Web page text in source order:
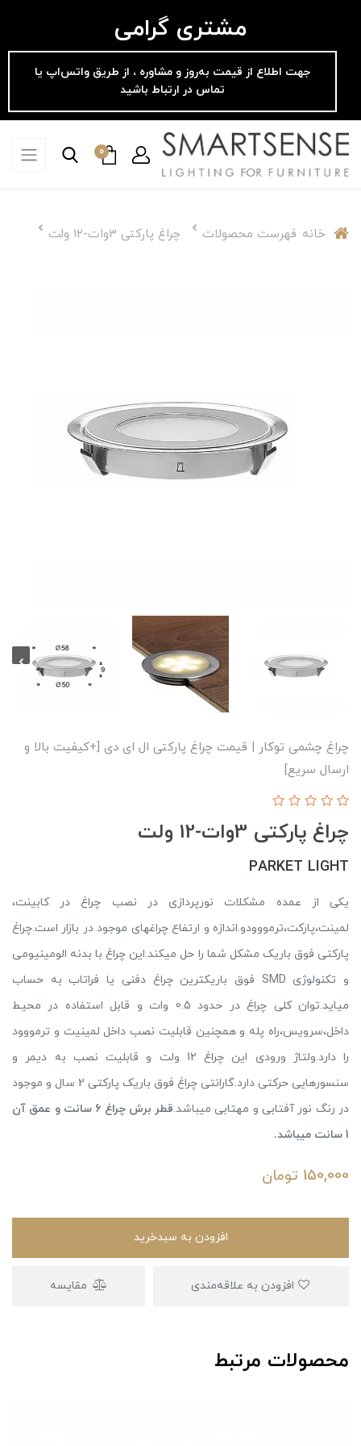
مشتری گرامی
جهت اطلاع از قیمت به‌روز و مشاوره ، از طریق واتس‌اپ یا
تماس در ارتباط باشید
0
خانه فهرست محصولات چراغ پارکتی 3وات-12 ولت
چراغ چشمی توکار | قیمت چراغ پارکتی ال ای دی [+کیفیت بالا و
ارسال سریع]
چراغ پارکتی 3وات-12 ولت
PARKET LIGHT
یکی از عمده مشکلات نورپردازی در نصب چراغ در کابینت،
لمینت،پارکت،ترمووودو.اندازه و ارتفاع چراغهای موجود در بازار است.چراغ
پارکتی فوق باریک مشکل شما را حل میکند.این چراغ با بدنه الومینیومی
و تکنولوژی SMD فوق باریکترین چراغ دفنی یا فراتاب به حساب
میاید.توان کلی چراغ در حدود 0.5 وات و قابل استفاده در محیط
داخل،سرویس،راه پله و همچنین قابلیت نصب داخل لمینیت و ترمووود
را دارد.ولتاژ ورودی این چراغ 12 ولت و قابلیت نصب به دیمر و
سنسورهایی حرکتی دارد.گارانتی چراغ فوق باریک پارکتی 2 سال و موجود
در رنگ نور آفتابی و مهتابی میباشد.
قطر برش چراغ 6 سانت و عمق آن
1 سانت میباشد.
150,000 تومان
افزودن به سبدخرید
مقایسه
محصولات مرتبط